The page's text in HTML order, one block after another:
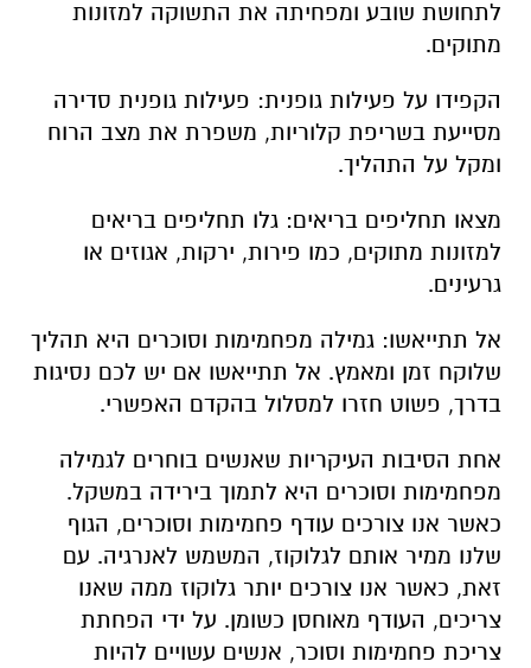
לתחושת שובע ומפחיתה את התשוקה למזונות
מתוקים.
הקפידו על פעילות גופנית: פעילות גופנית סדירה
מסייעת בשריפת קלוריות, משפרת את מצב הרוח
ומקל על התהליך.
מצאו תחליפים בריאים: גלו תחליפים בריאים
למזונות מתוקים, כמו פירות, ירקות, אגוזים או
גרעינים.
אל תתייאשו: גמילה מפחמימות וסוכרים היא תהליך
שלוקח זמן ומאמץ. אל תתייאשו אם יש לכם נסיגות
בדרך, פשוט חזרו למסלול בהקדם האפשרי.
אחת הסיבות העיקריות שאנשים בוחרים לגמילה
מפחמימות וסוכרים היא לתמוך בירידה במשקל.
כאשר אנו צורכים עודף פחמימות וסוכרים, הגוף
שלנו ממיר אותם לגלוקוז, המשמש לאנרגיה. עם
זאת, כאשר אנו צורכים יותר גלוקוז ממה שאנו
צריכים, העודף מאוחסן כשומן. על ידי הפחתת
צריכת פחמימות וסוכר, אנשים עשויים להיות